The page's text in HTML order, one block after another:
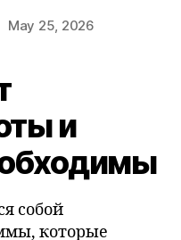
May 25, 2026
и
собой
которые